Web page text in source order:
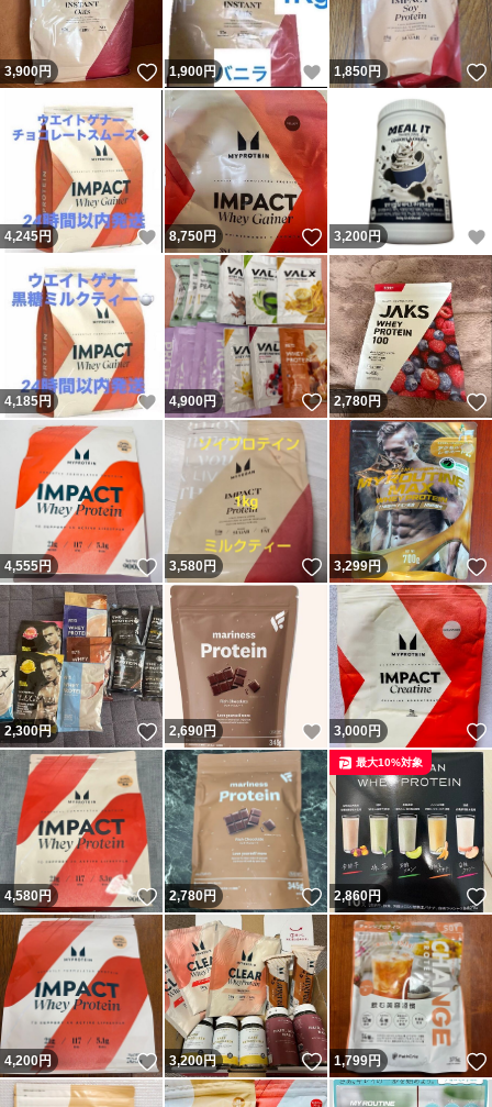
3,900円 いいね！
1,900円 いいね！
1,850円
4,245円 いいね！
8,750円 いいね！
3,200円
4,185円 いいね！
4,900円 いいね！
2,780円
4,555円 いいね！
3,580円 いいね！
3,299円
2,300円 いいね！
2,690円 いいね！
3,000円
4,580円 いいね！
2,780円 いいね！
2,860円
最大10%対象
4,200円 いいね！
3,200円 いいね！
1,799円